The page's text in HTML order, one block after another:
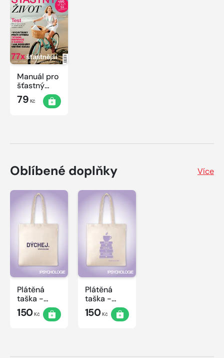
Manuál pro
šťastný
život
79 Kč
Oblíbené doplňky Více
Plátěná
taška -
Dýchej
150Kč
Plátěná
taška -
Čtení
150Kč